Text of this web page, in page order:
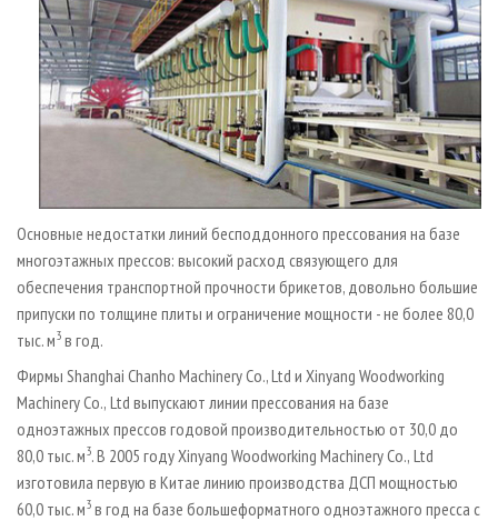
Основные недостатки линий бесподдонного прессования на базе
многоэтажных прессов: высокий расход связующего для
обеспечения транспортной прочности брикетов, довольно большие
припуски по толщине плиты и ограничение мощности - не более 80,0
тыс. м3 в год.
Фирмы Shanghai Chanho Machinery Co., Ltd и Xinyang Woodworking
Machinery Co., Ltd выпускают линии прессования на базе
одноэтажных прессов годовой производительностью от 30,0 до
80,0 тыс. м3. В 2005 году Xinyang Woodworking Machinery Co., Ltd
изготовила первую в Китае линию производства ДСП мощностью
60,0 тыс. м3 в год на базе большеформатного одноэтажного пресса с